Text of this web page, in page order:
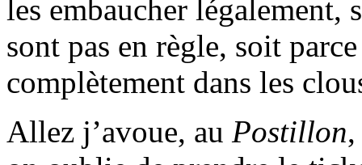
les embaucher légalement,
sont pas en règle, soit
complètement dans les
Allez j’avoue, au Postillon